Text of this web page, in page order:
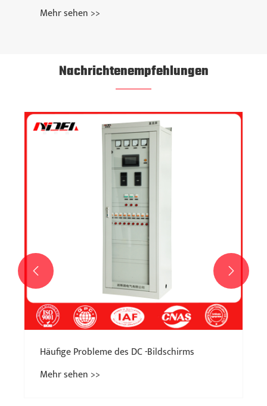
Mehr sehen >>
Nachrichtenempfehlungen
Häufige Probleme des DC -Bildschirms
Mehr sehen >>
 